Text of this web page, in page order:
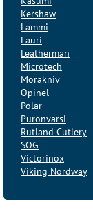
Kershaw
Lammi
Lauri
Leatherman
Microtech
Morakniv
Opinel
Polar
Puronvarsi
Rutland Cutlery
SOG
Victorinox
Viking Nordway